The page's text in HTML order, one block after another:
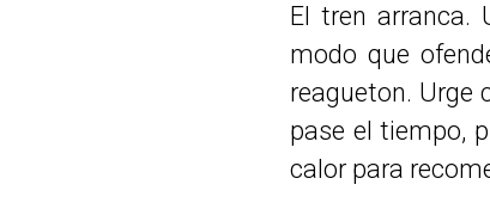
El tren arranca.
modo que
reagueton. Urge
pase el tiempo,
calor para